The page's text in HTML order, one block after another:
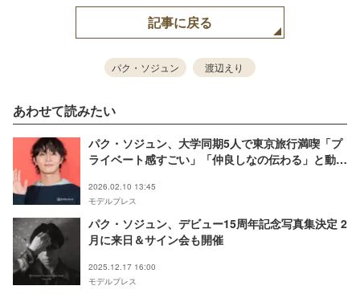
記事に戻る
パク・ソジュン 渡辺えり
あわせて読みたい
パク・ソジュン、大学同期5人で東京旅行満喫「プ
ライベート感すごい」「仲良しなの伝わる」と動画
2026.02.10 13:45
モデルプレス
パク・ソジュン、デビュー15周年記念写真集決定 2
月に来日＆サイン会も開催
2025.12.17 16:00
モデルプレス